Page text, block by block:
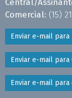
Central/
Comercial: (15)
Enviar e-mail para
Enviar e-mail
Enviar e-mail para